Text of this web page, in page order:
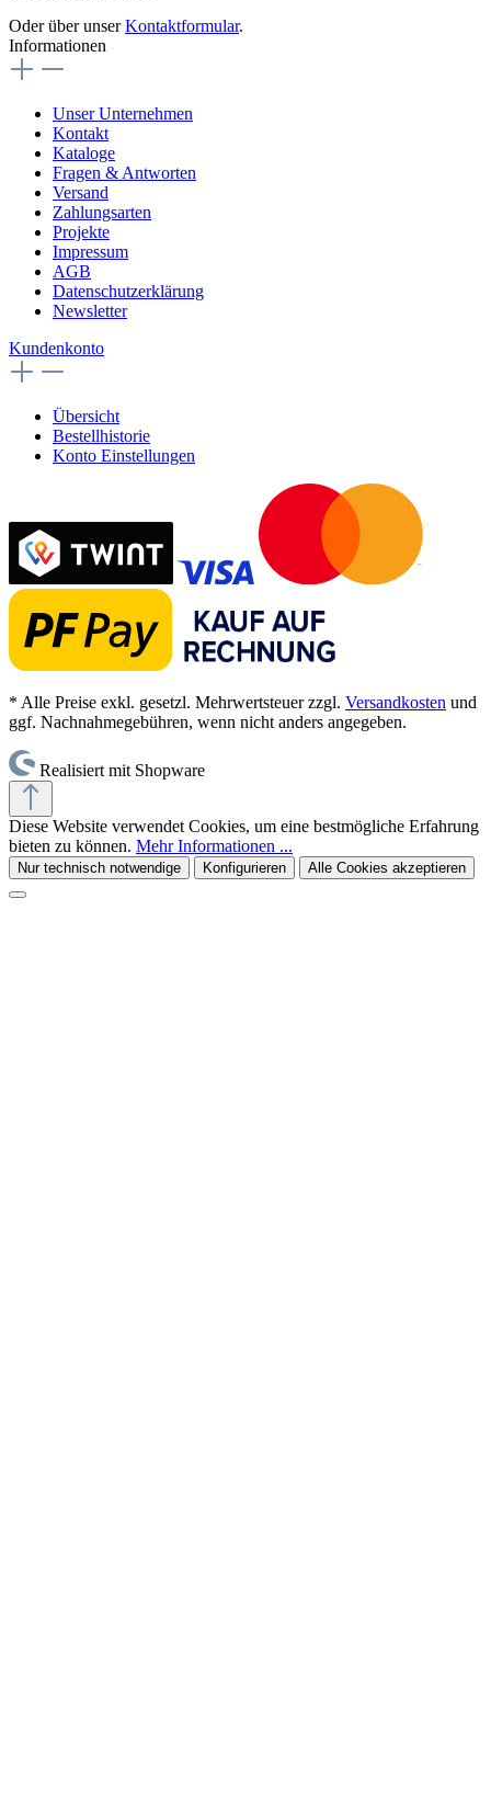
Oder über unserKontaktformular.
Informationen
Unser Unternehmen
Kontakt
Kataloge
Fragen & Antworten
Versand
Zahlungsarten
Projekte
Impressum
AGB
Datenschutzerklärung
Newsletter
Kundenkonto
Übersicht
Bestellhistorie
Konto Einstellungen
* Alle Preise exkl. gesetzl. Mehrwertsteuer zzgl. Versandkosten und
ggf. Nachnahmegebühren, wenn nicht anders angegeben.
Realisiert mit Shopware
Diese Website verwendet Cookies, um eine bestmögliche Erfahrung
bieten zu können. Mehr Informationen ...
Nur technisch notwendige Konfigurieren Alle Cookies akzeptieren